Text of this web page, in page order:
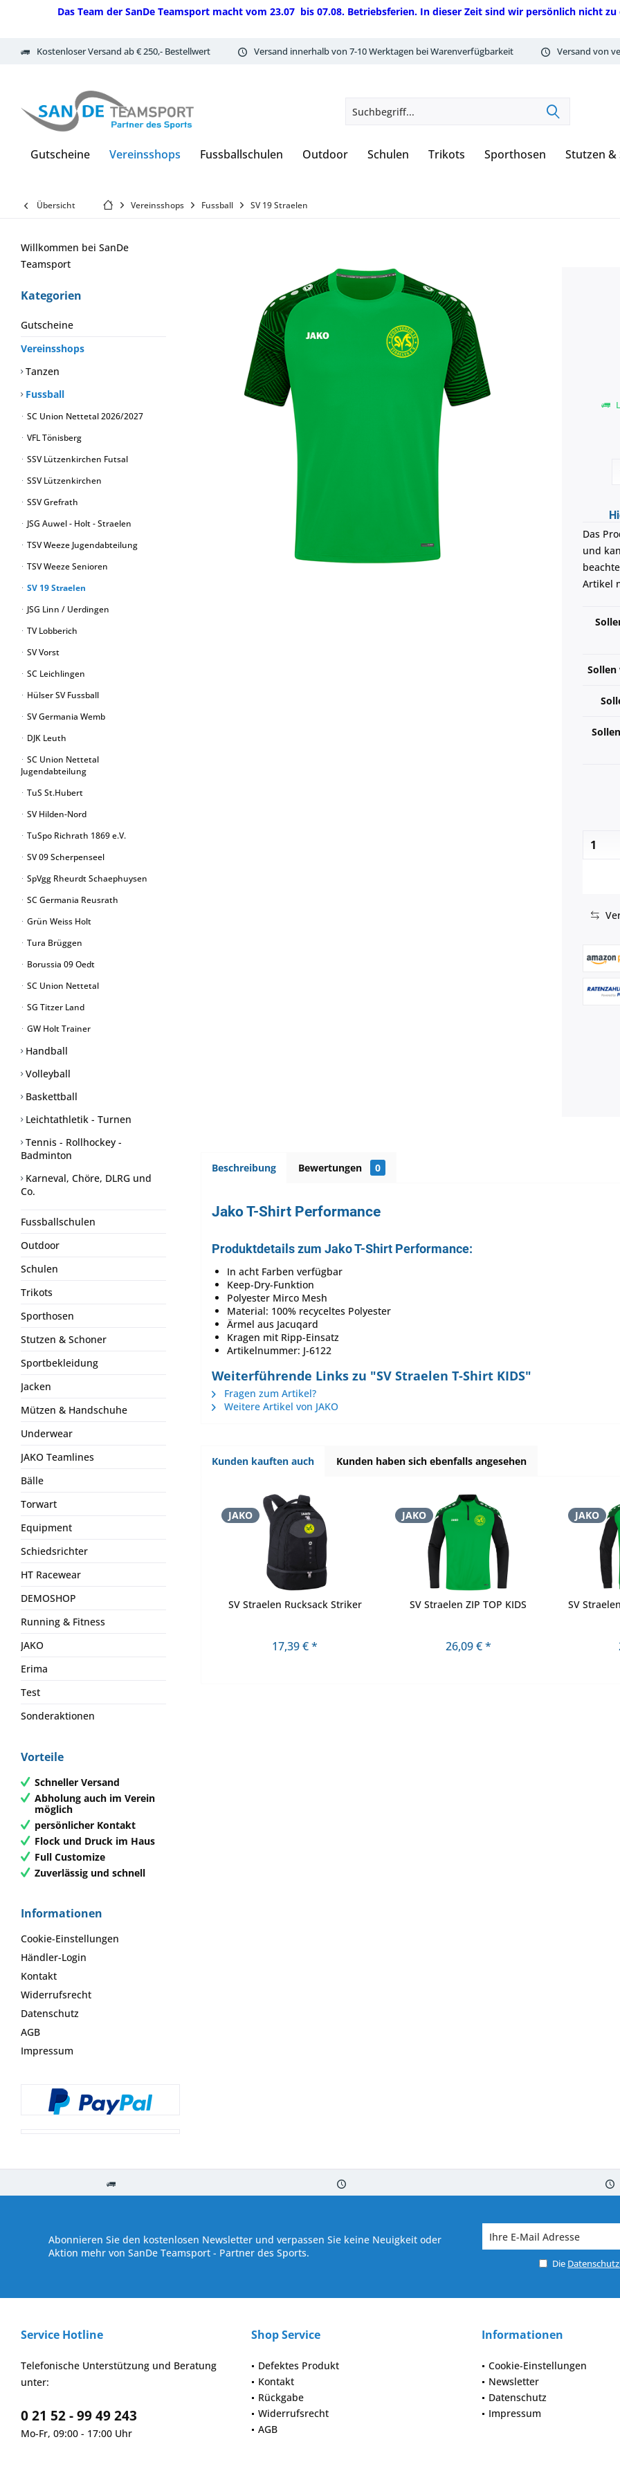
Das Team der SanDe Teamsport macht vom 23.07 bis 07.08. Betriebsferien. In dieser Zeit sind wir persönlich nicht
Kostenloser Versand ab € 250,- Bestellwert Versand innerhalb von 7-10 Werktagen bei Warenverfügbarkeit Versand von
Gutscheine Vereinsshops Fussballschulen Outdoor Schulen Trikots Sporthosen Stutzen &
Übersicht Vereinsshops Fussball SV 19 Straelen
Willkommen bei SanDe
Teamsport
Kategorien
Gutscheine
Vereinsshops
Tanzen
Fussball
SC Union Nettetal 2026/2027
VFL Tönisberg
SSV Lützenkirchen Futsal
SSV Lützenkirchen
SSV Grefrath
JSG Auwel - Holt - Straelen
TSV Weeze Jugendabteilung
TSV Weeze Senioren
SV 19 Straelen
JSG Linn / Uerdingen
TV Lobberich
SV Vorst
SC Leichlingen
Hülser SV Fussball
SV Germania Wemb
DJK Leuth
SC Union Nettetal
Jugendabteilung
TuS St.Hubert
SV Hilden-Nord
TuSpo Richrath 1869 e.V.
SV 09 Scherpenseel
SpVgg Rheurdt Schaephuysen
SC Germania Reusrath
Grün Weiss Holt
Tura Brüggen
Borussia 09 Oedt
SC Union Nettetal
SG Titzer Land
GW Holt Trainer
Handball
Volleyball
Baskettball
Leichtathletik - Turnen
Tennis - Rollhockey -
Badminton
Karneval, Chöre, DLRG und
Co.
Fussballschulen
Outdoor
Schulen
Trikots
Sporthosen
Stutzen & Schoner
Sportbekleidung
Jacken
Mützen & Handschuhe
Underwear
JAKO Teamlines
Bälle
Torwart
Equipment
Schiedsrichter
HT Racewear
DEMOSHOP
Running & Fitness
JAKO
Erima
Test
Sonderaktionen
Vorteile
Schneller Versand
Abholung auch im Verein
möglich
persönlicher Kontakt
Flock und Druck im Haus
Full Customize
Zuverlässig und schnell
Informationen
Cookie-Einstellungen
Händler-Login
Kontakt
Widerrufsrecht
Datenschutz
AGB
Impressum
Das
und
Artikel
Beschreibung Bewertungen 0
Jako T-Shirt Performance
Produktdetails zum Jako T-Shirt Performance:
In acht Farben verfügbar
Keep-Dry-Funktion
Polyester Mirco Mesh
Material: 100% recyceltes Polyester
Ärmel aus Jacuqard
Kragen mit Ripp-Einsatz
Artikelnummer: J-6122
Weiterführende Links zu "SV Straelen T-Shirt KIDS"
Fragen zum Artikel?
Weitere Artikel von JAKO
Kunden kauften auch Kunden haben sich ebenfalls angesehen
JAKO
SV Straelen Rucksack Striker
17,39 € *
JAKO
SV Straelen ZIP TOP KIDS
26,09 € *
JAKO
SV
Abonnieren Sie den kostenlosen Newsletter und verpassen Sie keine Neuigkeit oder
Aktion mehr von SanDe Teamsport - Partner des Sports.
Die
Service Hotline
Telefonische Unterstützung und Beratung
unter:
0 21 52 - 99 49 243
Mo-Fr, 09:00 - 17:00 Uhr
Shop Service
Defektes Produkt
Kontakt
Rückgabe
Widerrufsrecht
AGB
Informationen
Cookie-Einstellungen
Newsletter
Datenschutz
Impressum